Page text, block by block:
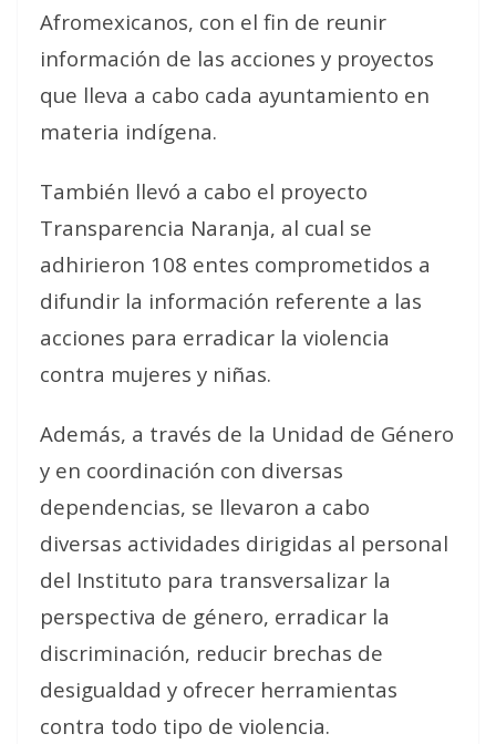
Afromexicanos, con el fin de reunir
información de las acciones y proyectos
que lleva a cabo cada ayuntamiento en
materia indígena.
También llevó a cabo el proyecto
Transparencia Naranja, al cual se
adhirieron 108 entes comprometidos a
difundir la información referente a las
acciones para erradicar la violencia
contra mujeres y niñas.
Además, a través de la Unidad de Género
y en coordinación con diversas
dependencias, se llevaron a cabo
diversas actividades dirigidas al personal
del Instituto para transversalizar la
perspectiva de género, erradicar la
discriminación, reducir brechas de
desigualdad y ofrecer herramientas
contra todo tipo de violencia.